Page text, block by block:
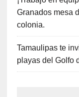
Granados mesa
colonia.
Tamaulipas te
playas del Golfo